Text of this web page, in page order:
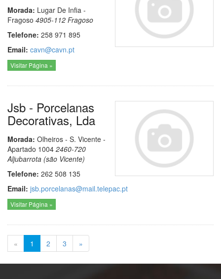
Morada: Lugar De Infia -
Fragoso 4905-112 Fragoso
Telefone: 258 971 895
Email: cavn@cavn.pt
Visitar Página »
Jsb - Porcelanas
Decorativas, Lda
Morada: Olheiros - S. Vicente -
Apartado 1004 2460-720
Aljubarrota (são Vicente)
Telefone: 262 508 135
Email: jsb.porcelanas@mail.telepac.pt
Visitar Página »
« 1 (actual)
2 3 »